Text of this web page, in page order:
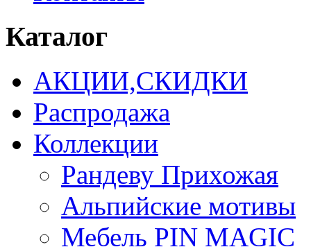
Каталог
АКЦИИ,СКИДКИ
Распродажа
Коллекции
Рандеву Прихожая
Альпийские мотивы
Мебель PIN MAGIС